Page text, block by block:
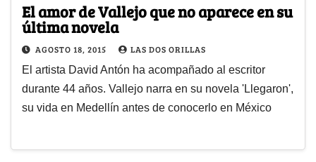
El amor de Vallejo que no aparece en su
última novela
AGOSTO 18, 2015 LAS DOS ORILLAS
El artista David Antón ha acompañado al escritor
durante 44 años. Vallejo narra en su novela 'Llegaron',
su vida en Medellín antes de conocerlo en México